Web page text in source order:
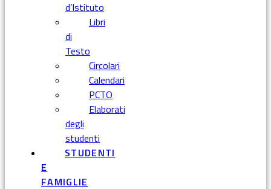
d’Istituto
Libri
di
Testo
Circolari
Calendari
PCTO
Elaborati
degli
studenti
STUDENTI
E
FAMIGLIE